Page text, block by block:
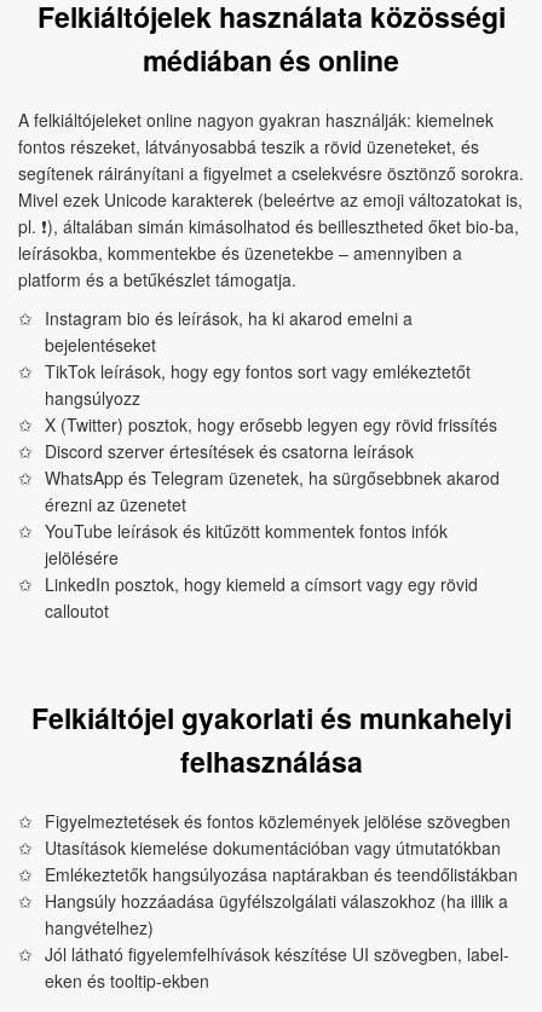
Felkiáltójelek használata közösségi
médiában és online
A felkiáltójeleket online nagyon gyakran használják: kiemelnek
fontos részeket, látványosabbá teszik a rövid üzeneteket, és
segítenek ráirányítani a figyelmet a cselekvésre ösztönző sorokra.
Mivel ezek Unicode karakterek (beleértve az emoji változatokat is,
pl. ❗), általában simán kimásolhatod és beillesztheted őket bio-ba,
leírásokba, kommentekbe és üzenetekbe – amennyiben a
platform és a betűkészlet támogatja.
Instagram bio és leírások, ha ki akarod emelni a
bejelentéseket
TikTok leírások, hogy egy fontos sort vagy emlékeztetőt
hangsúlyozz
X (Twitter) posztok, hogy erősebb legyen egy rövid frissítés
Discord szerver értesítések és csatorna leírások
WhatsApp és Telegram üzenetek, ha sürgősebbnek akarod
érezni az üzenetet
YouTube leírások és kitűzött kommentek fontos infók
jelölésére
LinkedIn posztok, hogy kiemeld a címsort vagy egy rövid
calloutot
Felkiáltójel gyakorlati és munkahelyi
felhasználása
Figyelmeztetések és fontos közlemények jelölése szövegben
Utasítások kiemelése dokumentációban vagy útmutatókban
Emlékeztetők hangsúlyozása naptárakban és teendőlistákban
Hangsúly hozzáadása ügyfélszolgálati válaszokhoz (ha illik a
hangvételhez)
Jól látható figyelemfelhívások készítése UI szövegben, label-
eken és tooltip-ekben